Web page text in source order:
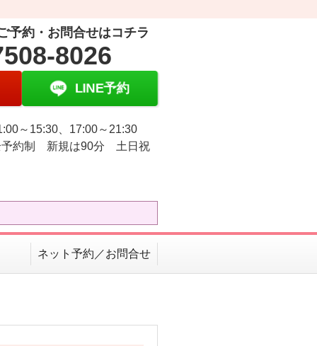
予約・お問合せはコチラ
8026
LINE予約
～15:30、17:00～21:30
約制 新規は90分 土日祝
ネット予約／お問合せ